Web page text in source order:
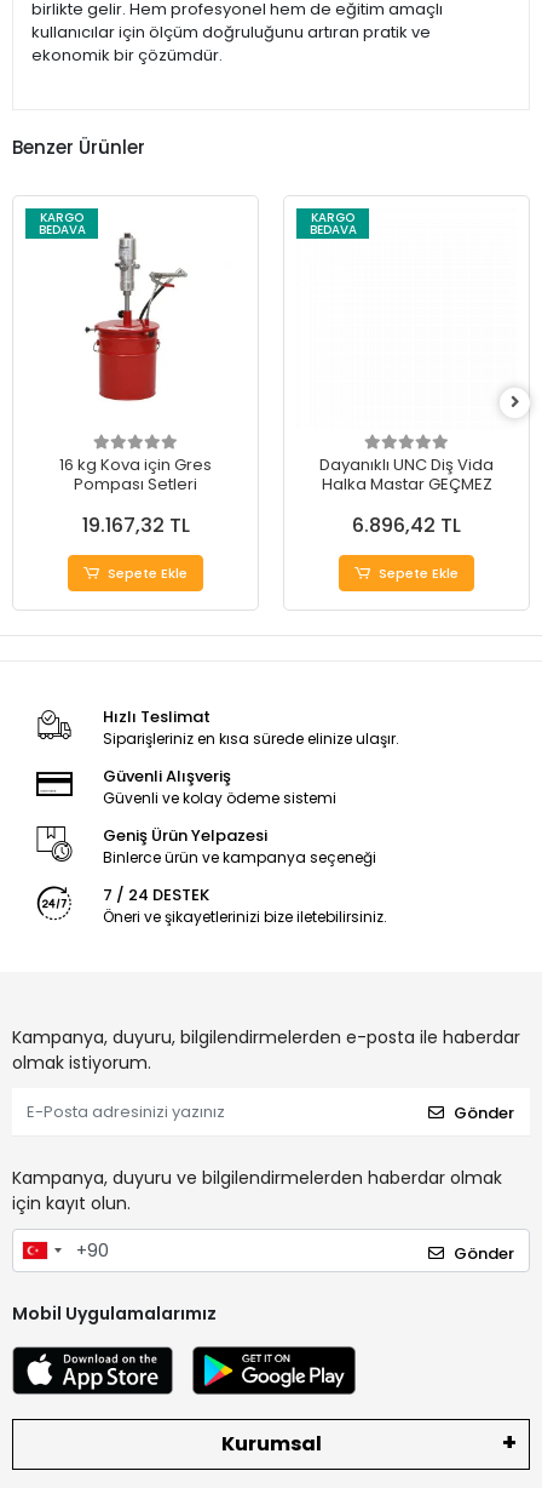
birlikte gelir. Hem profesyonel hem de eğitim amaçlı
kullanıcılar için ölçüm doğruluğunu artıran pratik ve
ekonomik bir çözümdür.
Benzer Ürünler
KARGO
BEDAVA
16 kg Kova için Gres
Pompası Setleri
19.167,32 TL
Sepete Ekle
KARGO
BEDAVA
Dayanıklı UNC Diş Vida
Halka Mastar GEÇMEZ
6.896,42 TL
Sepete Ekle
Hızlı Teslimat
Siparişleriniz en kısa sürede elinize ulaşır.
Güvenli Alışveriş
Güvenli ve kolay ödeme sistemi
Geniş Ürün Yelpazesi
Binlerce ürün ve kampanya seçeneği
7 / 24 DESTEK
Öneri ve şikayetlerinizi bize iletebilirsiniz.
Kampanya, duyuru, bilgilendirmelerden e-posta ile haberdar
olmak istiyorum.
Gönder
Kampanya, duyuru ve bilgilendirmelerden haberdar olmak
için kayıt olun.
Gönder
Mobil Uygulamalarımız
Kurumsal